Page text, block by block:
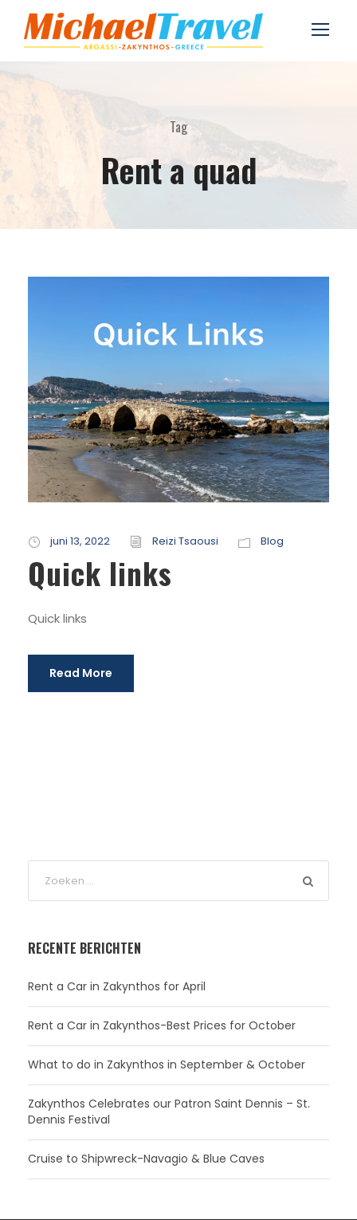
Tag
Rent a quad
juni 13, 2022 Reizi Tsaousi Blog
Quick links
Quick links
Read More
RECENTE BERICHTEN
Rent a Car in Zakynthos for April
Rent a Car in Zakynthos-Best Prices for October
What to do in Zakynthos in September & October
Zakynthos Celebrates our Patron Saint Dennis – St.
Dennis Festival
Cruise to Shipwreck-Navagio & Blue Caves